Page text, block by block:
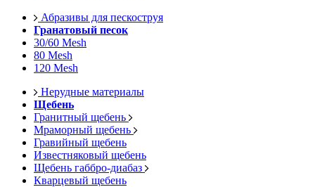
Абразивы для пескоструя
Гранатовый песок
30/60 Mesh
80 Mesh
120 Mesh
Нерудные материалы
Щебень
Гранитный щебень
Мраморный щебень
Гравийный щебень
Известняковый щебень
Щебень габбро-диабаз
Кварцевый щебень